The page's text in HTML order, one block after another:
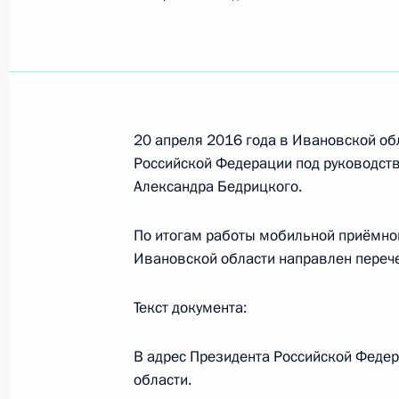
Исполнено поручение, данное по
в Приёмной Президента
5 марта 2015 года
22 апреля 2016 года, 19:41
в режиме видео-конференц-связи
Президента Российской
по приёму граждан в Москве 4
20 апреля 2016 года в Ивановской
Российской Федерации под
Александра Бедрицкого.
По итогам работы мобильной
Ивановской области направлен
Текст документа:
В адрес Президента Российской
области.